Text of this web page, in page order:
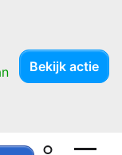
Bekijk actie